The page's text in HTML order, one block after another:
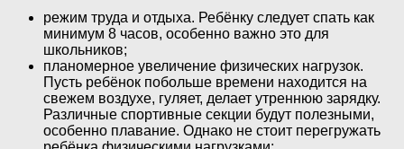
режим труда и отдыха. Ребёнку следует спать как
минимум 8 часов, особенно важно это для
школьников;
планомерное увеличение физических нагрузок.
Пусть ребёнок побольше времени находится на
свежем воздухе, гуляет, делает утреннюю зарядку.
Различные спортивные секции будут полезными,
особенно плавание. Однако не стоит перегружать